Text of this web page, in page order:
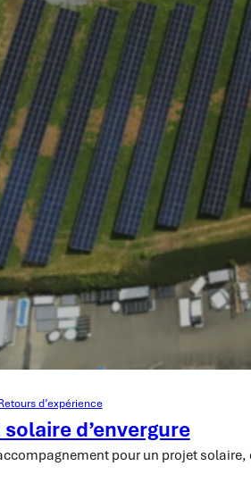
d’expérience
d’envergure
pour un projet